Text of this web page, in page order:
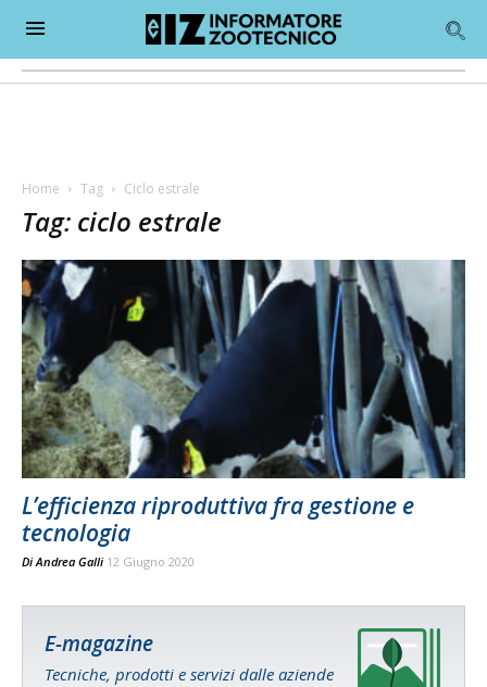
Home Tag Ciclo estrale
Tag: ciclo estrale
L’efficienza riproduttiva fra gestione e
tecnologia
DiAndrea Galli 12 Giugno 2020
E-magazine
Tecniche, prodotti e servizi dalle aziende